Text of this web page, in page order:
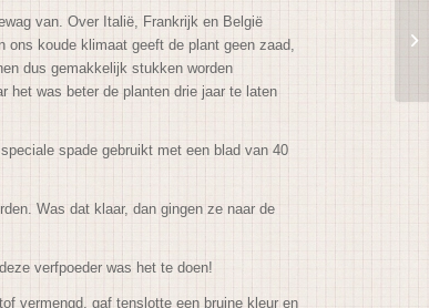
van. Over Italië, Frankrijk en België
ons koude klimaat geeft de plant geen zaad,
dus gemakkelijk stukken worden
het was beter de planten drie jaar te laten
spade gebruikt met een blad van 40
Was dat klaar, dan gingen ze naar de
verfpoeder was het te doen!
vermengd, gaf tenslotte een bruine kleur en